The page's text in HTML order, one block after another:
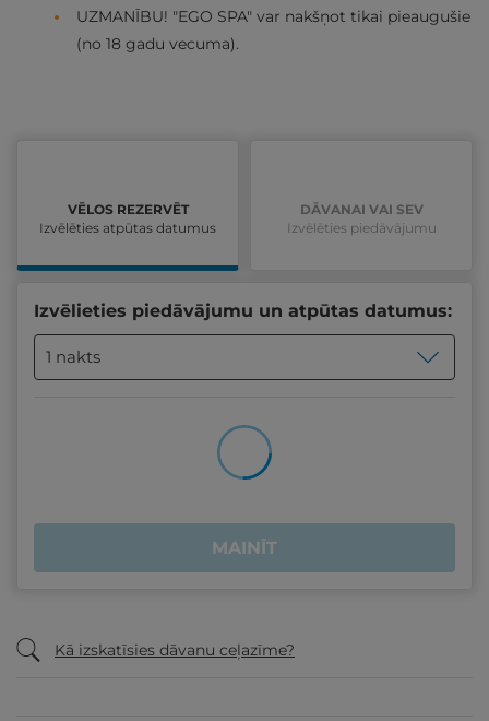
UZMANĪBU! "EGO SPA" var nakšņot tikai pieaugušie
(no 18 gadu vecuma).
VĒLOS REZERVĒT
Izvēlēties atpūtas datumus
DĀVANAI VAI SEV
Izvēlēties piedāvājumu
Izvēlieties piedāvājumu un atpūtas datumus:
1 nakts
MAINĪT
Kā izskatīsies dāvanu ceļazīme?